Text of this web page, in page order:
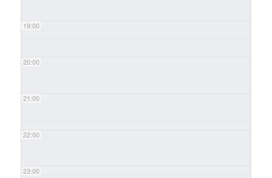
19:00
20:00
21:00
22:00
23:00